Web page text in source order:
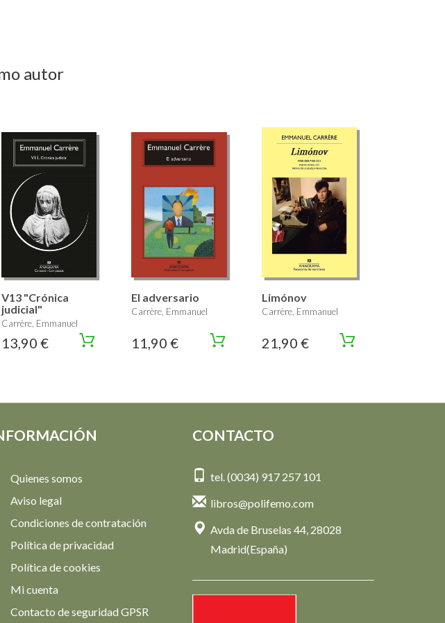
autor
V13 "Crónica
judicial"
Carrère, Emmanuel
13,90 €
El adversario
Carrère, Emmanuel
11,90 €
Limónov
Carrère, Emmanuel
21,90 €
Quienes somos
Aviso legal
Condiciones de contratación
Política de privacidad
Política de cookies
Mi cuenta
Contacto de seguridad GPSR
CONTACTO
tel. (0034) 917 257 101
libros@polifemo.com
Avda de Bruselas 44, 28028
Madrid(España)